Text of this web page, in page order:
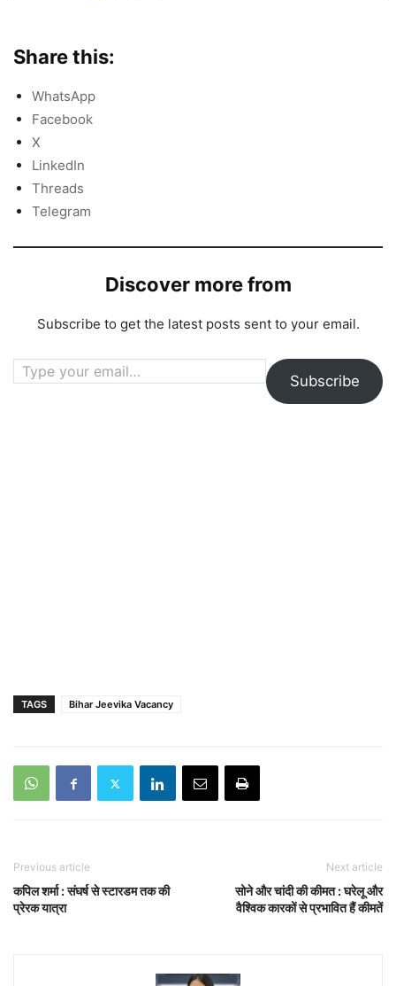
Share this:
WhatsApp
Facebook
X
LinkedIn
Threads
Telegram
Discover more from
Subscribe to get the latest posts sent to your email.
Type your email…
Subscribe
TAGS Bihar Jeevika Vacancy
Previous article
कपिल शर्मा : संघर्ष से स्टारडम तक की
प्रेरक यात्रा
Next article
सोने और चांदी की कीमत : घरेलू और
वैश्विक कारकों से प्रभावित हैं कीमतें